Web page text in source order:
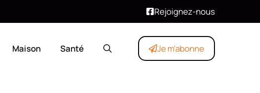
Rejoignez-nous
Maison Santé Je m'abonne